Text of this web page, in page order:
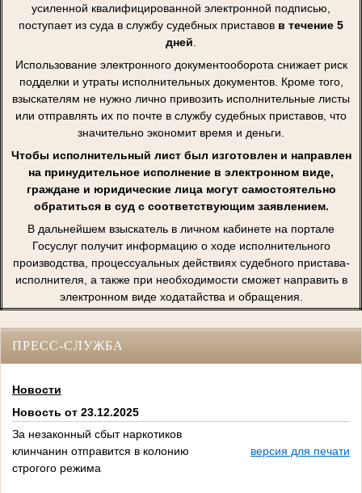
усиленной квалифицированной электронной подписью,
поступает из суда в службу судебных приставов в течение 5
дней
Использование электронного документооборота снижает риск
подделки и утраты исполнительных документов. Кроме того,
взыскателям не нужно лично привозить исполнительные листы
или отправлять их по почте в службу судебных приставов, что
значительно экономит время и деньги.
Чтобы исполнительный лист был изготовлен и направлен
на принудительное исполнение в электронном виде,
граждане и юридические лица могут самостоятельно
обратиться в суд с соответствующим заявлением.
В дальнейшем взыскатель в личном кабинете на портале
Госуслуг получит информацию о ходе исполнительного
производства, процессуальных действиях судебного пристава-
исполнителя, а также при необходимости сможет направить в
электронном виде ходатайства и обращения.
ПРЕСС-СЛУЖБА
Новости
Новость от 23.12.2025
За незаконный сбыт наркотиков
клинчанин отправится в колонию
строгого режима
версия для печати